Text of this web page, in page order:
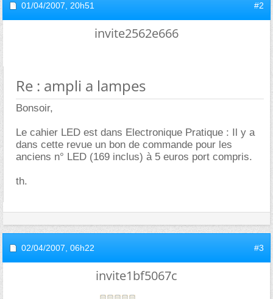
01/04/2007, 20h51 #2
invite2562e666
Re : ampli a lampes
Bonsoir,
Le cahier LED est dans Electronique Pratique : Il y a
dans cette revue un bon de commande pour les
anciens n° LED (169 inclus) à 5 euros port compris.
th.
02/04/2007, 06h22 #3
invite1bf5067c